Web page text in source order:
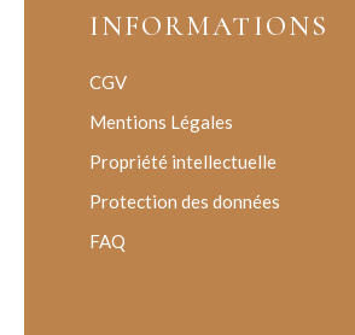
INFORMATIONS
CGV
Mentions Légales
Propriété intellectuelle
Protection des données
FAQ